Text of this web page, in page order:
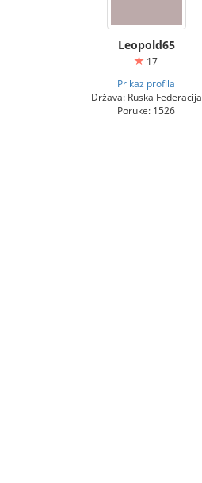
Leopold65
17
Prikaz profila
Država: Ruska Federacija
Poruke: 1526